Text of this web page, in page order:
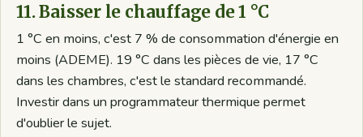
11. Baisser le chauffage de 1 °C
1 °C en moins, c'est 7 % de consommation d'énergie en
moins (ADEME). 19 °C dans les pièces de vie, 17 °C
dans les chambres, c'est le standard recommandé.
Investir dans un programmateur thermique permet
d'oublier le sujet.